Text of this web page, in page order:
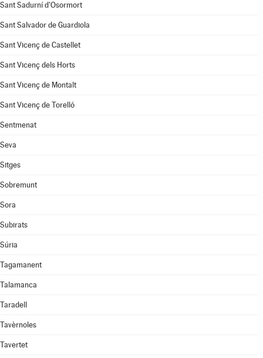
Sant Sadurní d'Osormort
Sant Salvador de Guardiola
Sant Vicenç de Castellet
Sant Vicenç dels Horts
Sant Vicenç de Montalt
Sant Vicenç de Torelló
Sentmenat
Seva
Sitges
Sobremunt
Sora
Subirats
Súria
Tagamanent
Talamanca
Taradell
Tavèrnoles
Tavertet